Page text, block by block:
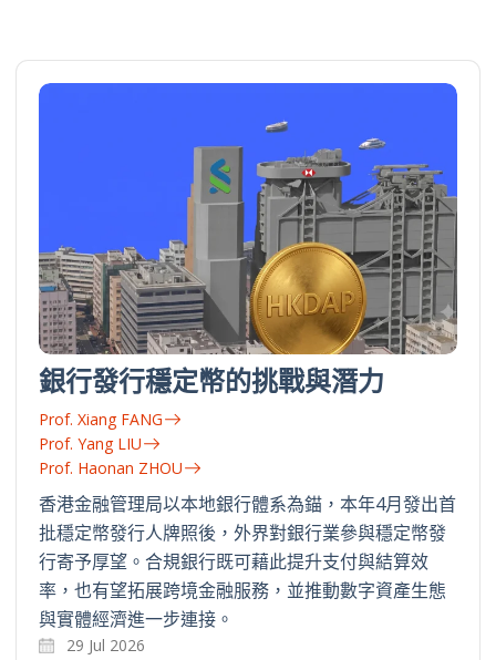
銀行發行穩定幣的挑戰與潛力
Prof. Xiang FANG
Prof. Yang LIU
Prof. Haonan ZHOU
香港金融管理局以本地銀行體系為錨，本年4月發出首
批穩定幣發行人牌照後，外界對銀行業參與穩定幣發
行寄予厚望。合規銀行既可藉此提升支付與結算效
率，也有望拓展跨境金融服務，並推動數字資產生態
與實體經濟進一步連接。
29 Jul 2026